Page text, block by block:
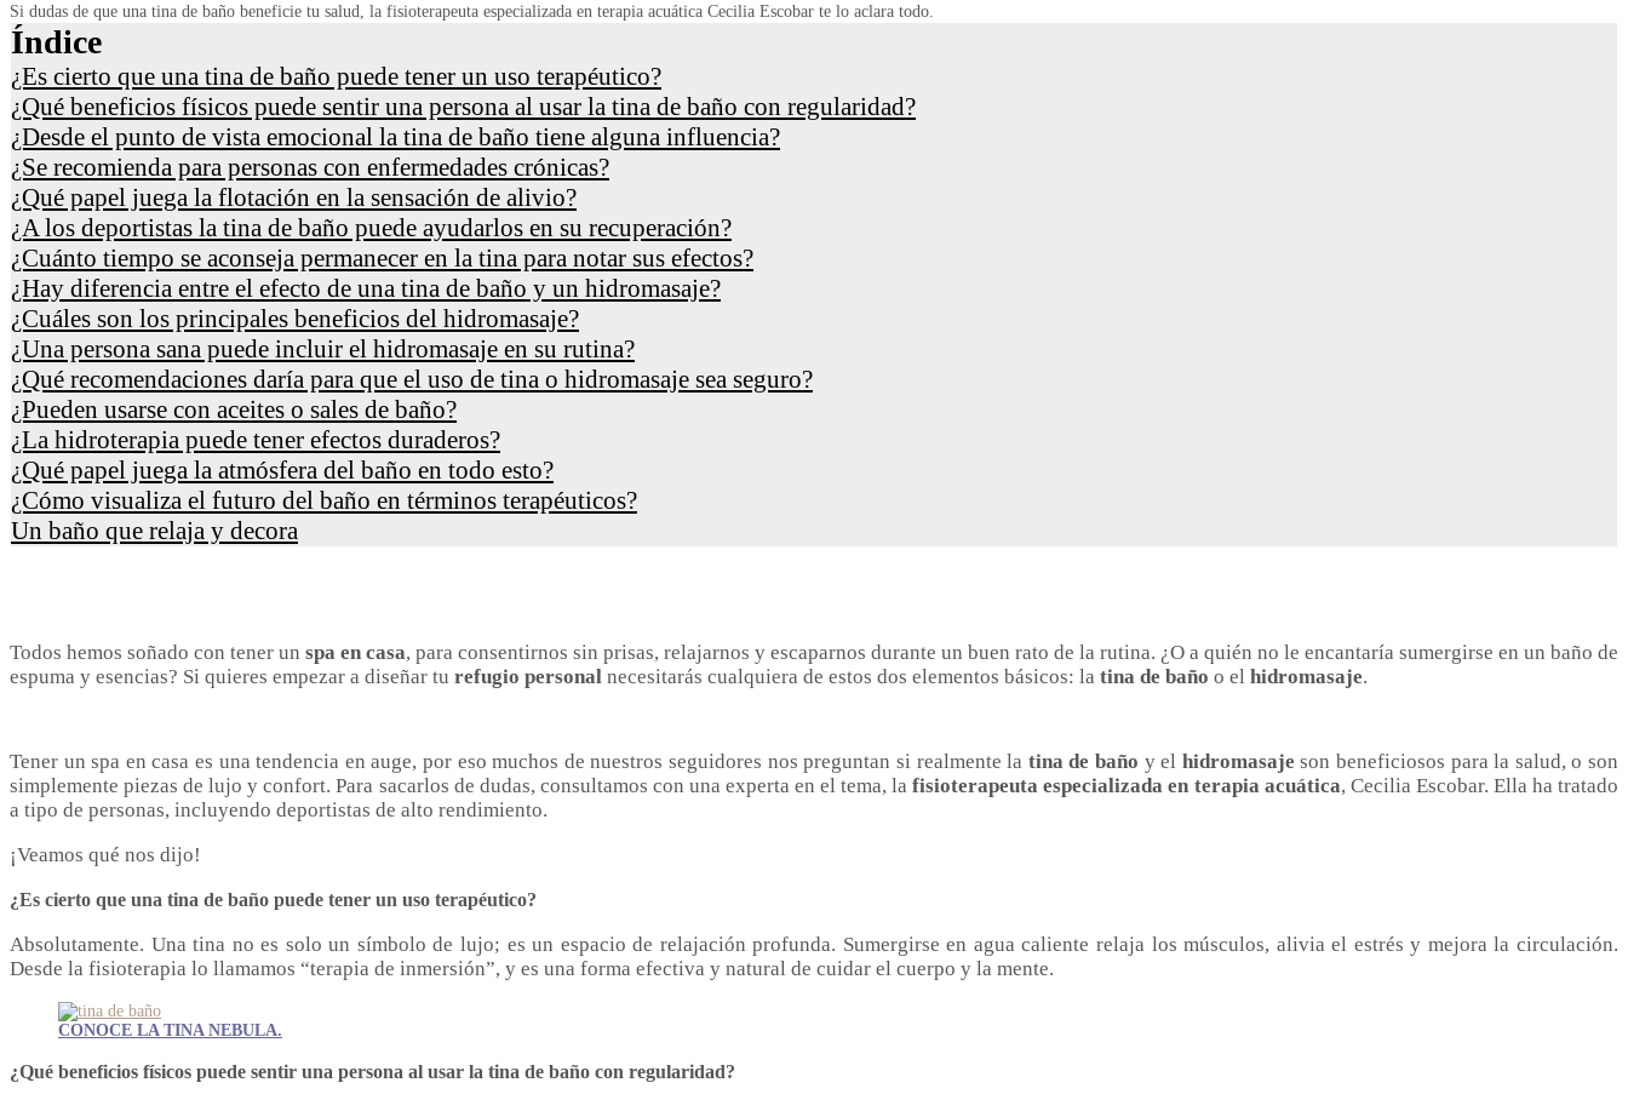
Si dudas de que una tina de baño beneficie tu salud, la fisioterapeuta especializada en terapia acuática Cecilia Escobar te lo aclara todo.
Índice
¿Es cierto que una tina de baño puede tener un uso terapéutico?
¿Qué beneficios físicos puede sentir una persona al usar la tina de baño con regularidad?
¿Desde el punto de vista emocional la tina de baño tiene alguna influencia?
¿Se recomienda para personas con enfermedades crónicas?
¿Qué papel juega la flotación en la sensación de alivio?
¿A los deportistas la tina de baño puede ayudarlos en su recuperación?
¿Cuánto tiempo se aconseja permanecer en la tina para notar sus efectos?
¿Hay diferencia entre el efecto de una tina de baño y un hidromasaje?
¿Cuáles son los principales beneficios del hidromasaje?
¿Una persona sana puede incluir el hidromasaje en su rutina?
¿Qué recomendaciones daría para que el uso de tina o hidromasaje sea seguro?
¿Pueden usarse con aceites o sales de baño?
¿La hidroterapia puede tener efectos duraderos?
¿Qué papel juega la atmósfera del baño en todo esto?
¿Cómo visualiza el futuro del baño en términos terapéuticos?
Un baño que relaja y decora
Todos hemos soñado con tener un spa en casa, para consentirnos sin prisas, relajarnos y escaparnos durante un buen rato de la rutina. ¿O a quién no le encantaría sumergirse en un baño de
espuma y esencias? Si quieres empezar a diseñar tu refugio personal necesitarás cualquiera de estos dos elementos básicos: la tina de baño o el hidromasaje.
Tener un spa en casa es una tendencia en auge, por eso muchos de nuestros seguidores nos preguntan si realmente la tina de baño y el hidromasaje son beneficiosos para la salud, o son
simplemente piezas de lujo y confort. Para sacarlos de dudas, consultamos con una experta en el tema, lafisioterapeuta especializada en terapia acuática, Cecilia Escobar. Ella ha tratado
a tipo de personas, incluyendo deportistas de alto rendimiento.
¡Veamos qué nos dijo!
¿Es cierto que una tina de baño puede tener un uso terapéutico?
Absolutamente. Una tina no es solo un símbolo de lujo; es un espacio de relajación profunda. Sumergirse en agua caliente relaja los músculos, alivia el estrés y mejora la circulación.
Desde la fisioterapia lo llamamos “terapia de inmersión”, y es una forma efectiva y natural de cuidar el cuerpo y la mente.
CONOCE LA TINA NEBULA.
¿Qué beneficios físicos puede sentir una persona al usar la tina de baño con regularidad?